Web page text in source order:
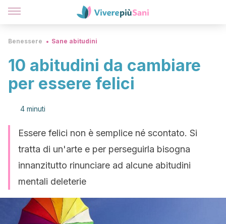
Benessere Sane abitudini
10 abitudini da cambiare
per essere felici
4 minuti
Essere felici non è semplice né scontato. Si
tratta di un'arte e per perseguirla bisogna
innanzitutto rinunciare ad alcune abitudini
mentali deleterie